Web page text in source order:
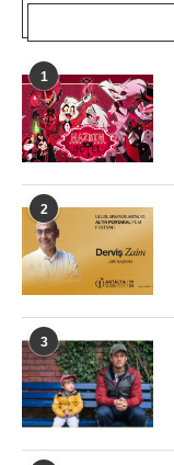
1
2
3